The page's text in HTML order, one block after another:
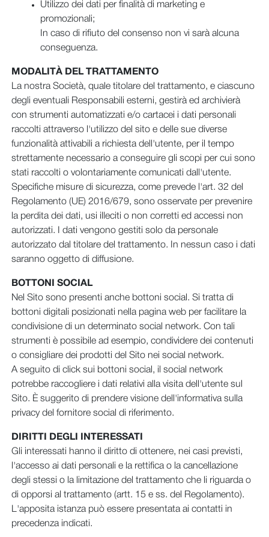
Utilizzo dei dati per finalità di marketing e
promozionali;
In caso di rifiuto del consenso non vi sarà alcuna
conseguenza.
MODALITÀ DEL TRATTAMENTO
La nostra Società, quale titolare del trattamento, e ciascuno
degli eventuali Responsabili esterni, gestirà ed archivierà
con strumenti automatizzati e/o cartacei i dati personali
raccolti attraverso l'utilizzo del sito e delle sue diverse
funzionalità attivabili a richiesta dell'utente, per il tempo
strettamente necessario a conseguire gli scopi per cui sono
stati raccolti o volontariamente comunicati dall'utente.
Specifiche misure di sicurezza, come prevede l'art. 32 del
Regolamento (UE) 2016/679, sono osservate per prevenire
la perdita dei dati, usi illeciti o non corretti ed accessi non
autorizzati. I dati vengono gestiti solo da personale
autorizzato dal titolare del trattamento. In nessun caso i dati
saranno oggetto di diffusione.
BOTTONI SOCIAL
Nel Sito sono presenti anche bottoni social. Si tratta di
bottoni digitali posizionati nella pagina web per facilitare la
condivisione di un determinato social network. Con tali
strumenti è possibile ad esempio, condividere dei contenuti
o consigliare dei prodotti del Sito nei social network.
A seguito di click sui bottoni social, il social network
potrebbe raccogliere i dati relativi alla visita dell'utente sul
Sito. È suggerito di prendere visione dell'informativa sulla
privacy del fornitore social di riferimento.
DIRITTI DEGLI INTERESSATI
Gli interessati hanno il diritto di ottenere, nei casi previsti,
l'accesso ai dati personali e la rettifica o la cancellazione
degli stessi o la limitazione del trattamento che li riguarda o
di opporsi al trattamento (artt. 15 e ss. del Regolamento).
L'apposita istanza può essere presentata ai contatti in
precedenza indicati.